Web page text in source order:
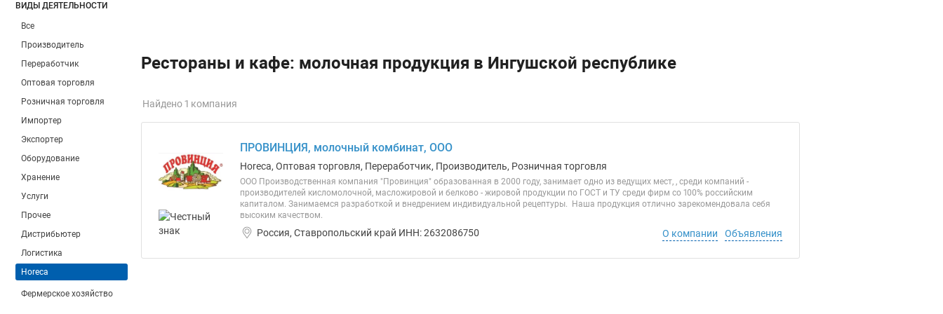
ВИДЫ ДЕЯТЕЛЬНОСТИ
Все
Производитель
Переработчик
Оптовая торговля
Розничная торговля
Импортер
Экспортер
Оборудование
Хранение
Услуги
Прочее
Дистрибьютер
Логистика
Horeca
Фермерское хозяйство
Рестораны и кафе: молочная продукция в Ингушской республике
Найдено 1 компания
ПРОВИНЦИЯ, молочный комбинат, ООО
Horeca, Оптовая торговля, Переработчик, Производитель, Розничная торговля
ООО Производственная компания "Провинция" образованная в 2000 году, занимает одно из ведущих мест, , среди компаний -
производителей кисломолочной, масложировой и белково - жировой продукции по ГОСТ и ТУ среди фирм со 100% российским
капиталом. Занимаемся разработкой и внедрением индивидуальной рецептуры. Наша продукция отлично зарекомендовала себя
высоким качеством.
Россия, Ставропольский край ИНН: 2632086750 О компании Объявления